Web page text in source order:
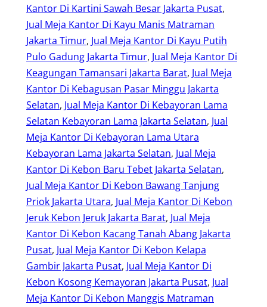
Kantor Di Kartini Sawah Besar Jakarta Pusat
Jual Meja Kantor Di Kayu Manis Matraman
Jakarta Timur, Jual Meja Kantor Di Kayu Putih
Pulo Gadung Jakarta Timur, Jual Meja Kantor Di
Keagungan Tamansari Jakarta Barat, Jual Meja
Kantor Di Kebagusan Pasar Minggu Jakarta
Selatan, Jual Meja Kantor Di Kebayoran Lama
Selatan Kebayoran Lama Jakarta Selatan, Jual
Meja Kantor Di Kebayoran Lama Utara
Kebayoran Lama Jakarta Selatan, Jual Meja
Kantor Di Kebon Baru Tebet Jakarta Selatan
Jual Meja Kantor Di Kebon Bawang Tanjung
Priok Jakarta Utara, Jual Meja Kantor Di Kebon
Jeruk Kebon Jeruk Jakarta Barat, Jual Meja
Kantor Di Kebon Kacang Tanah Abang Jakarta
Pusat, Jual Meja Kantor Di Kebon Kelapa
Gambir Jakarta Pusat, Jual Meja Kantor Di
Kebon Kosong Kemayoran Jakarta Pusat, Jual
Meja Kantor Di Kebon Manggis Matraman